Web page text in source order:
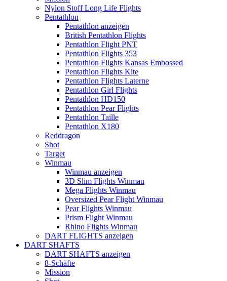
Nylon Stoff Long Life Flights
Pentathlon
Pentathlon anzeigen
British Pentathlon Flights
Pentathlon Flight PNT
Pentathlon Flights 353
Pentathlon Flights Kansas Embossed
Pentathlon Flights Kite
Pentathlon Flights Laterne
Pentathlon Girl Flights
Pentathlon HD150
Pentathlon Pear Flights
Pentathlon Taille
Pentathlon X180
Reddragon
Shot
Target
Winmau
Winmau anzeigen
3D Slim Flights Winmau
Mega Flights Winmau
Oversized Pear Flight Winmau
Pear Flights Winmau
Prism Flight Winmau
Rhino Flights Winmau
DART FLIGHTS anzeigen
DART SHAFTS
DART SHAFTS anzeigen
8-Schäfte
Mission